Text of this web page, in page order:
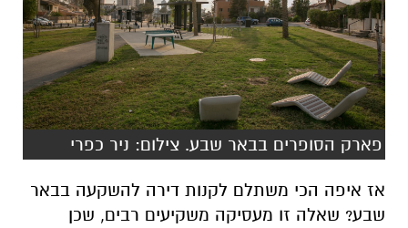
פארק הסופרים בבאר שבע. צילום: ניר כפרי
אז איפה הכי משתלם לקנות דירה להשקעה בבאר
שבע? שאלה זו מעסיקה משקיעים רבים, שכן